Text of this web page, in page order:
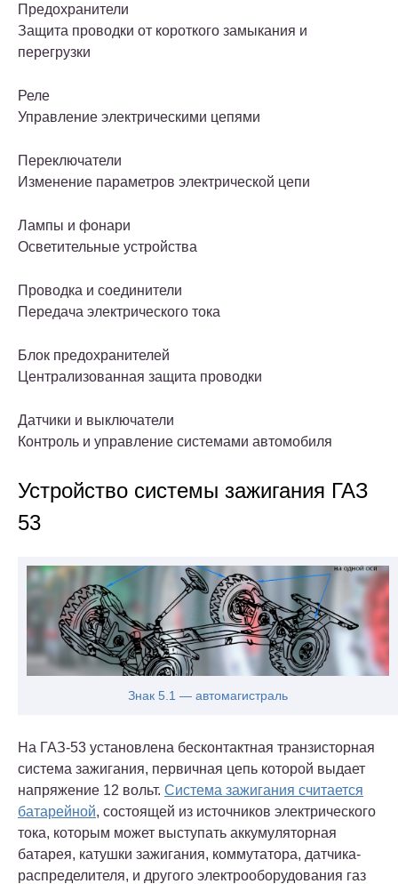
Предохранители
Защита проводки от короткого замыкания и
перегрузки
Реле
Управление электрическими цепями
Переключатели
Изменение параметров электрической цепи
Лампы и фонари
Осветительные устройства
Проводка и соединители
Передача электрического тока
Блок предохранителей
Централизованная защита проводки
Датчики и выключатели
Контроль и управление системами автомобиля
Устройство системы зажигания ГАЗ
53
Знак 5.1 — автомагистраль
На ГАЗ-53 установлена бесконтактная транзисторная
система зажигания, первичная цепь которой выдает
напряжение 12 вольт. Система зажигания считается
батарейной, состоящей из источников электрического
тока, которым может выступать аккумуляторная
батарея, катушки зажигания, коммутатора, датчика-
распределителя, и другого электрооборудования газ